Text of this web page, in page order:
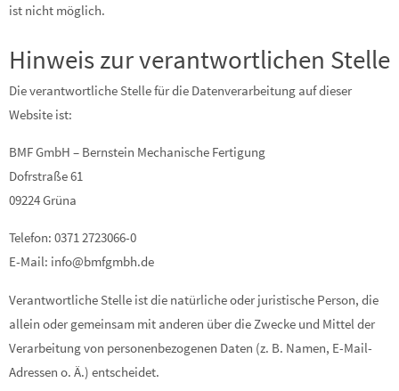
ist nicht möglich.
Hinweis zur verantwortlichen Stelle
Die verantwortliche Stelle für die Datenverarbeitung auf dieser
Website ist:
BMF GmbH – Bernstein Mechanische Fertigung
Dofrstraße 61
09224 Grüna
Telefon: 0371 2723066-0
E-Mail: info@bmfgmbh.de
Verantwortliche Stelle ist die natürliche oder juristische Person, die
allein oder gemeinsam mit anderen über die Zwecke und Mittel der
Verarbeitung von personenbezogenen Daten (z. B. Namen, E-Mail-
Adressen o. Ä.) entscheidet.